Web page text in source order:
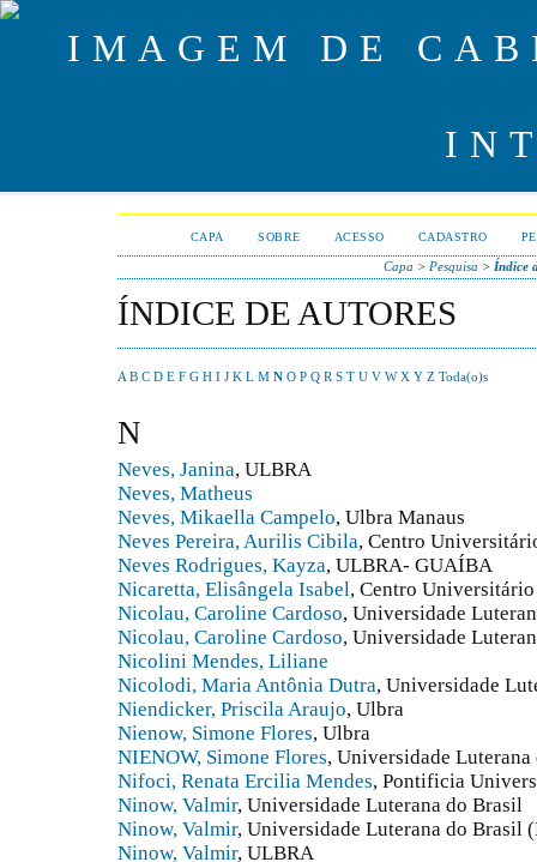
CAPA SOBRE ACESSO CADASTRO
Capa > Pesquisa > Índice
ÍNDICE DE AUTORES
A B C D E F G H I J K L M N O P Q R S T U V W X Y Z Toda(o)s
N
Neves, Janina, ULBRA
Neves, Matheus
Neves, Mikaella Campelo, Ulbra Manaus
Neves Pereira, Aurilis Cibila, Centro
Neves Rodrigues, Kayza, ULBRA- GUAÍBA
Nicaretta, Elisângela Isabel, Centro
Nicolau, Caroline Cardoso, Universidade
Nicolau, Caroline Cardoso, Universidade
Nicolini Mendes, Liliane
Nicolodi, Maria Antônia Dutra, Universidade
Niendicker, Priscila Araujo, Ulbra
Nienow, Simone Flores, Ulbra
NIENOW, Simone Flores, Universidade
Nifoci, Renata Ercilia Mendes, Pontificia
Ninow, Valmir, Universidade Luterana do Brasil
Ninow, Valmir, Universidade Luterana do Brasil
Ninow, Valmir, ULBRA